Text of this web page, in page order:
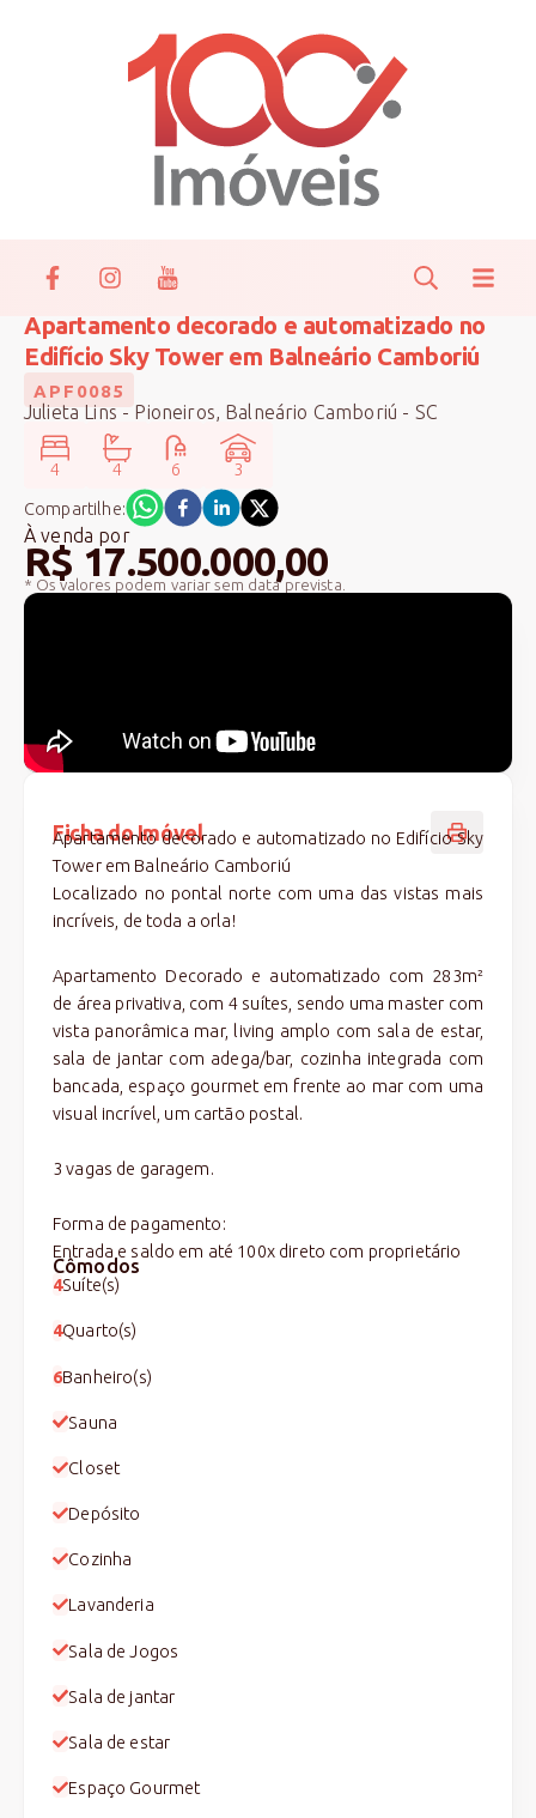
Apartamento decorado e automatizado no
Edifício Sky Tower em Balneário Camboriú
APF0085
Julieta Lins - Pioneiros, Balneário Camboriú - SC
4 4 6
3
Compartilhe:
À venda por
R$ 17.500.000,00
* Os valores podem variar sem data prevista.
Ficha do Imóvel
Apartamento decorado e automatizado no Edifício Sky
Tower em Balneário Camboriú
Localizado no pontal norte com uma das vistas mais
incríveis, de toda a orla!
Apartamento Decorado e automatizado com 283m²
de área privativa, com 4 suítes, sendo uma master com
vista panorâmica mar, living amplo com sala de estar,
sala de jantar com adega/bar, cozinha integrada com
bancada, espaço gourmet em frente ao mar com uma
visual incrível, um cartão postal.
3 vagas de garagem.
Forma de pagamento:
Entrada e saldo em até 100x direto com proprietário
Cômodos
4Suíte(s)
4Quarto(s)
6Banheiro(s)
Sauna
Closet
Depósito
Cozinha
Lavanderia
Sala de Jogos
Sala de jantar
Sala de estar
Espaço Gourmet